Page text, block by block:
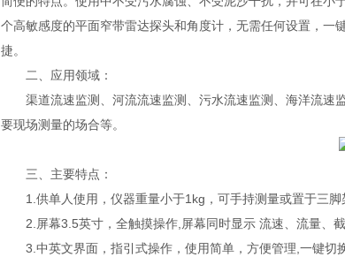
个高敏感度的平面窄带雷达探头和角度计，无需任何设置，
捷。
二、应用领域：
渠道流速监测、河流流速监测、污水流速监测、海洋流速
要现场测量的场合等。
三、主要特点：
1.供单人使用，仪器重量小于1kg，可手持测量或置于三脚
2.屏幕3.5英寸，全触摸操作,屏幕同时显示 流速、流量、
3.中英文界面，指引式操作，使用简单，方便管理,一键切